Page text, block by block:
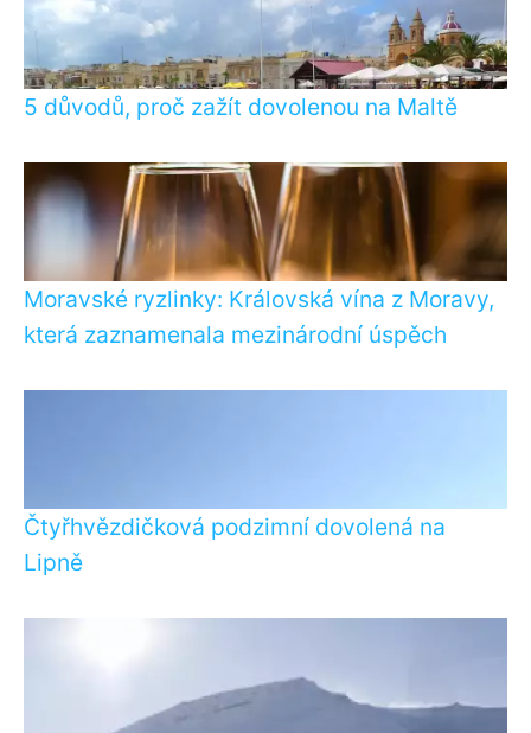
5 důvodů, proč zažít dovolenou na Maltě
Moravské ryzlinky: Královská vína z Moravy,
která zaznamenala mezinárodní úspěch
Čtyřhvězdičková podzimní dovolená na
Lipně